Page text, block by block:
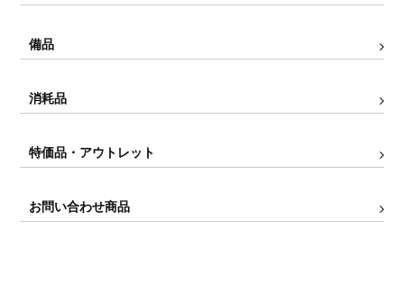
備品
消耗品
特価品・アウトレット
お問い合わせ商品